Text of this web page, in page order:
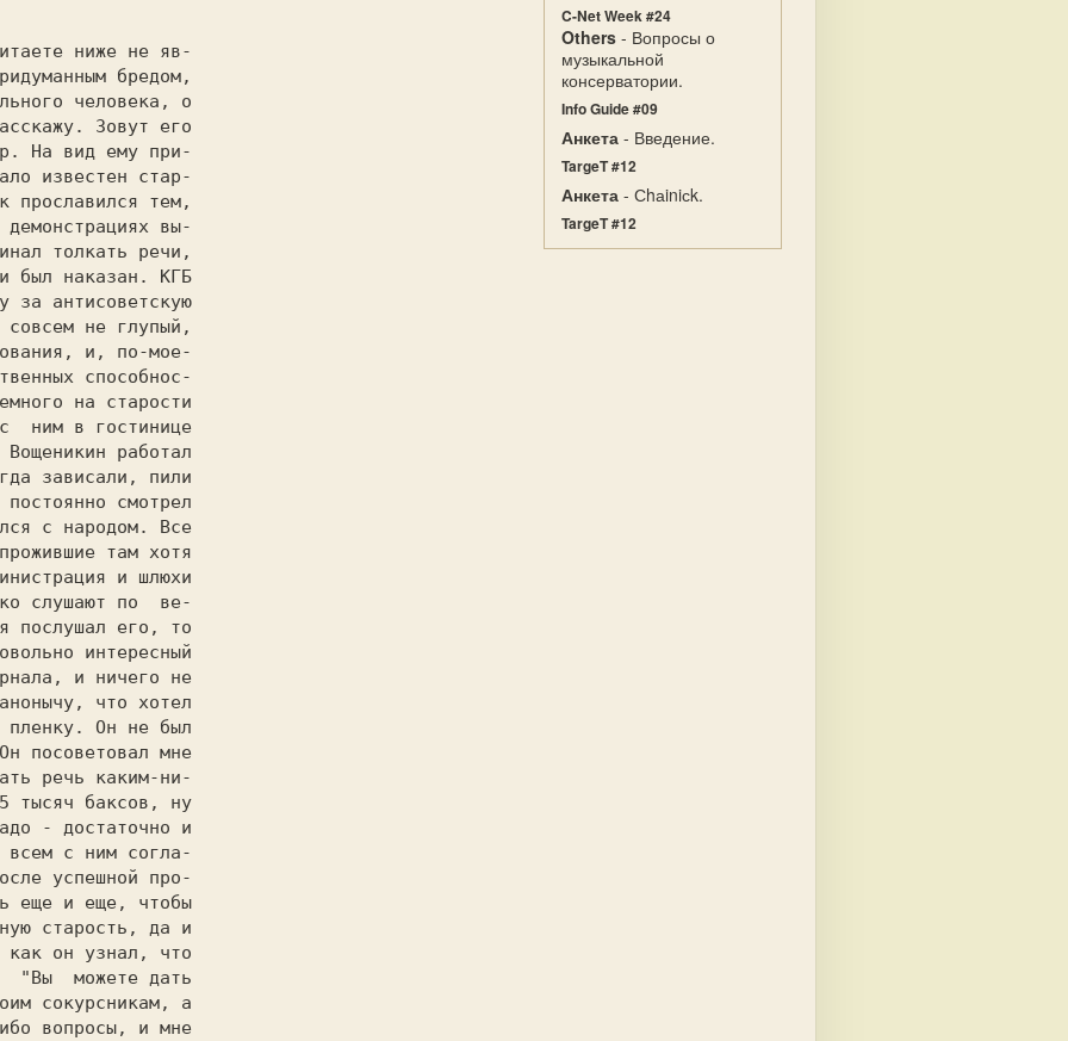
бредом,
человека, о
Зовут его
На вид ему при-
известен стар-
прославился тем,
вы-
толкать речи,
был наказан. КГБ
за антисоветскую
не глупый,
и, по-мое-
способнос-
на старости
ним в гостинице
работал
зависали, пили
смотрел
с народом. Все
там хотя
и шлюхи
слушают по  ве-
послушал его, то
интересный
и ничего не
что хотел
пленку. Он не был
посоветовал мне
речь каким-ни-
тысяч баксов, ну
- достаточно и
с ним согла-
успешной про-
еще и еще, чтобы
старость, да и
он узнал, что
"Вы  можете дать
сокурсникам, а
вопросы, и мне
C-Net Week #24
Others - Вопросы о
музыкальной
консерватории.
Info Guide #09
Анкета - Введение.
TargeT #12
Анкета - Сhаiniсk.
TargeT #12